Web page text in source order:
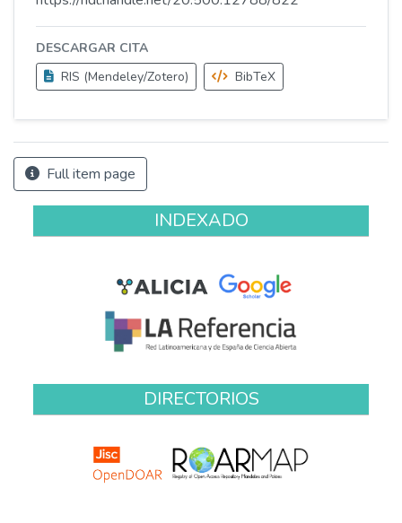
DESCARGAR CITA
RIS (Mendeley/Zotero)
BibTeX
Full item page
INDEXADO
DIRECTORIOS